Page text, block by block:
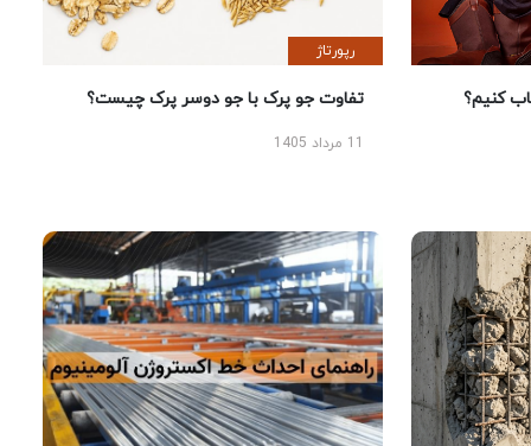
کنیم؟
رپورتاژ
تفاوت جو پرک با جو دوسر پرک چیست؟